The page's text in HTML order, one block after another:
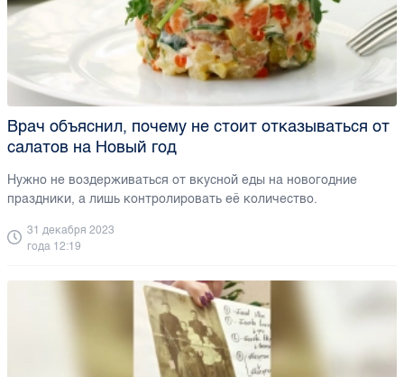
Врач объяснил, почему не стоит отказываться от
салатов на Новый год
Нужно не воздерживаться от вкусной еды на новогодние
праздники, а лишь контролировать её количество.
31 декабря 2023
года 12:19